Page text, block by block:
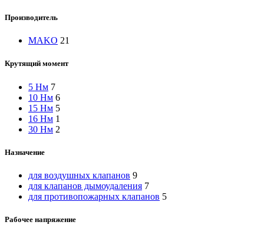
Производитель
MAKO 21
Крутящий момент
5 Нм 7
10 Нм 6
15 Нм 5
16 Нм 1
30 Нм 2
Назначение
для воздушных клапанов 9
для клапанов дымоудаления 7
для противопожарных клапанов 5
Рабочее напряжение